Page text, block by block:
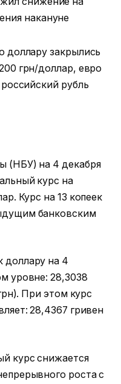
доллару закрылись
грн/доллар, евро
рубль
(НБУ) на 4 декабря
курс на
Курс на 13 копеек
банковским
доллару на 4
уровне: 28,3038
При этом курс
28,4367 гривен
курс снижается
роста с